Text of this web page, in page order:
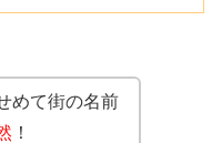
めて街の名前
！